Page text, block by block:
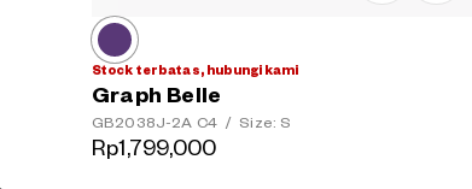
Stock terbatas, hubungi kami
Graph Belle
GB2038J-2A C4 / Size: S
Rp1,799,000